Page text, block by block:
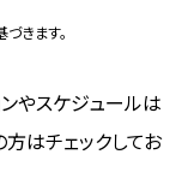
きます。
やスケジュールは
はチェックしてお